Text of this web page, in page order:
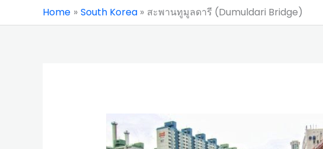
Home South Korea สะพานทูมูลดารี (Dumuldari Bridge)